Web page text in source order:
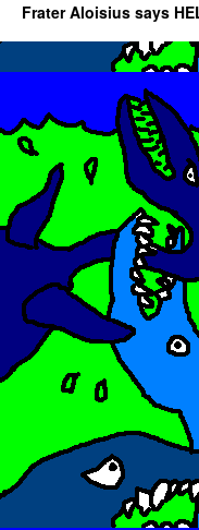
Frater Aloisius says